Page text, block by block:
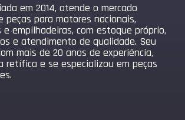
em 2014, atende o mercado
peças para motores nacionais,
empilhadeiras, com estoque próprio,
e atendimento de qualidade. Seu
mais de 20 anos de experiência,
retífica e se especializou em peças